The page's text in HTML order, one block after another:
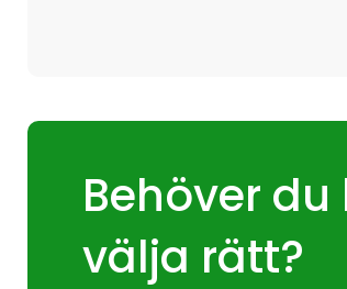
Behöver
välja rätt?